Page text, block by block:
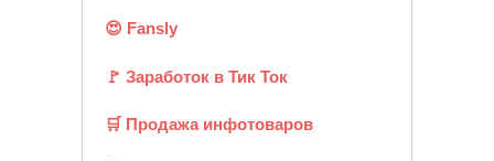
😍 Fansly
🚩 Заработок в Тик Ток
🛒 Продажа инфотоваров